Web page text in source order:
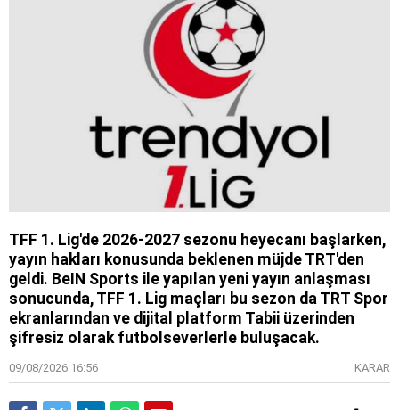
TFF 1. Lig'de 2026-2027 sezonu heyecanı başlarken,
yayın hakları konusunda beklenen müjde TRT'den
geldi. BeIN Sports ile yapılan yeni yayın anlaşması
sonucunda, TFF 1. Lig maçları bu sezon da TRT Spor
ekranlarından ve dijital platform Tabii üzerinden
şifresiz olarak futbolseverlerle buluşacak.
09/08/2026 16:56 KARAR